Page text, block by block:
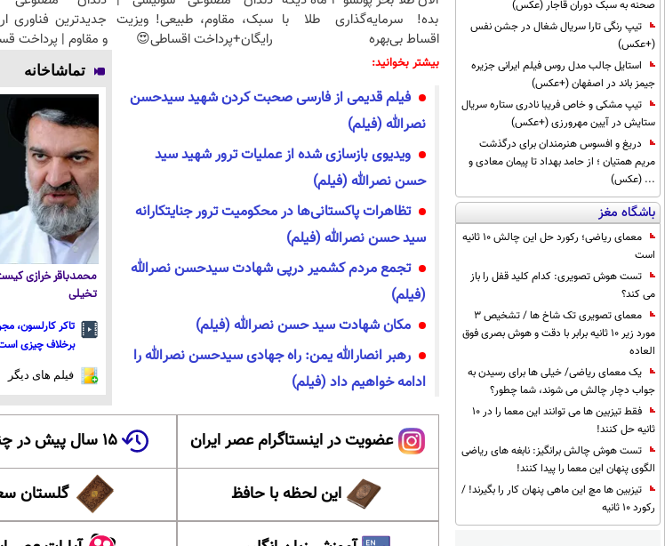
صحنه به سبک دوران قاجار (عکس)
تیپ رنگی تارا سریال شغال در جشن نفس
(+عکس)
استایل جالب مدل روس فیلم ایرانی جزیره
جیمز باند در اصفهان (+عکس)
تیپ مشکی و خاص فریبا نادری ستاره سریال
ستایش در آیین مهرورزی (+عکس)
دریغ و افسوس هنرمندان برای درگذشت
مریم همتیان ؛ از حامد بهداد تا پیمان معادی و
... (عکس)
باشگاه مغز
معمای ریاضی؛ رکورد حل این چالش 10 ثانیه
است
تست هوش تصویری: کدام کلید قفل را باز
می کند؟
معمای تصویری تک شاخ ها / تشخیص 3
مورد زیر 10 ثانیه برابر با دقت و هوش بصری فوق
العاده
یک معمای ریاضی/ خیلی ها برای رسیدن به
جواب دچار چالش می شوند، شما چطور؟
فقط تیزبین ها می توانند این معما را در 10
ثانیه حل کنند!
تست هوش چالش برانگیز: نابغه های ریاضی
الگوی پنهان این معما را پیدا کنند!
تیزبین ها مچ این ماهی پنهان کار را بگیرند! /
رکورد 10 ثانیه
بده! سرمایه‌گذاری طلا با
اقساط بی‌بهره
سبک، مقاوم، طبیعی! ویزیت
رایگان+پرداخت اقساطی😍
جدیدترین فناوری
و مقاوم | پرداخت
بیشتر بخوانید:
فیلم قدیمی از فارسی صحبت کردن شهید سیدحسن
نصرالله (فیلم)
ویدیوی بازسازی شده از عملیات ترور شهید سید
حسن نصرالله (فیلم)
تظاهرات پاکستانی‌ها در محکومیت ترور جنایتکارانه
سید حسن نصرالله (فیلم)
تجمع مردم کشمیر درپی شهادت سیدحسن نصرالله
(فیلم)
مکان شهادت سید حسن نصرالله (فیلم)
رهبر انصارالله یمن: راه جهادی سیدحسن نصرالله را
ادامه خواهیم داد (فیلم)
تماشاخانه
محمدباقر خرازی
تخیلی
تاکر کارلسون،
برخلاف چیزی
فیلم های دیگر
عضویت در اینستاگرام عصر ایران ۱۵ سال پیش در چنین روزی
این لحظه با حافظ گلستان